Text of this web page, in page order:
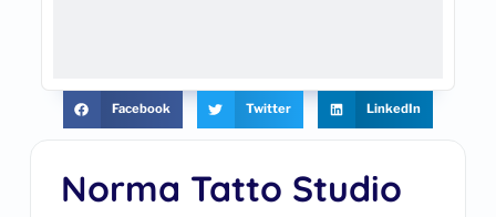
Norma Tatto Studio
Facebook Twitter LinkedIn